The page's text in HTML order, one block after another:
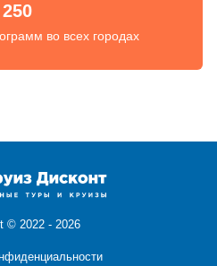
250
во всех городах
© 2022 - 2026